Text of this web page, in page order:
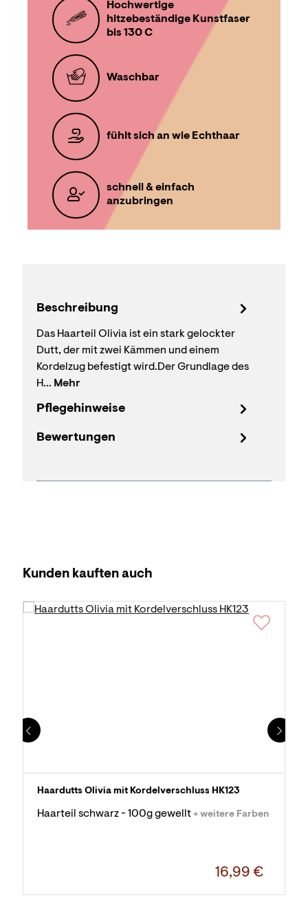
Hochwertige
hitzebeständige Kunstfaser
bis 130 C
Waschbar
fühlt sich an wie Echthaar
schnell & einfach
anzubringen
Beschreibung
Das Haarteil Olivia ist ein stark gelockter
Dutt, der mit zwei Kämmen und einem
Kordelzug befestigt wird.Der Grundlage des
H… Mehr
Pflegehinweise
Bewertungen
Produktgalerie überspringen
Kunden kauften auch
Haardutts Olivia mit Kordelverschluss HK123
Haarteil schwarz - 100g gewellt + weitere Farben
16,99 €